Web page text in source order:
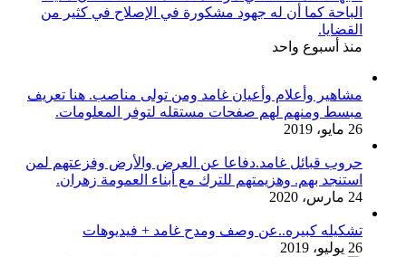
الباحة كما أن له جهود مشكورة في الإصلاح في كثير من
القضايا.
منذ أسبوع واحد
مشاهير وأعلام وأعيان غامد ومن تولى مناصب. هنا تعريف
مبسط ومنهم لهم صفحات مستقله لتوفر المعلومات.
26 مايو، 2019
حروب قبائل غامد.دفاعا عن العرض والأرض وفزعتهم لمن
استنجد بهم. وهزيمتهم للترك مع أبناء العمومة زهران.
24 مارس، 2020
تشكيله كبيره..عن وصف ومدح غامد + فيديوهات
26 يوليو، 2019